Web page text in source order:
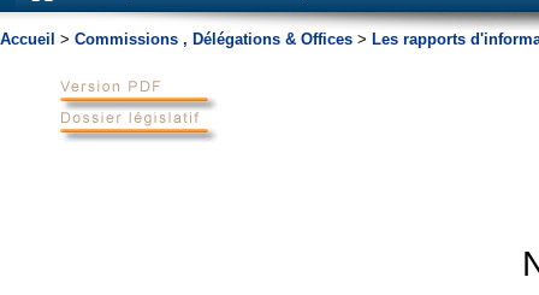
Accueil > Commissions , Délégations & Offices > Les rapports